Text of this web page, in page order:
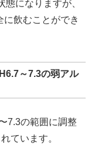
になりますが、
飲むことができ
～7.3の弱アル
7.3の範囲に調整
ています。